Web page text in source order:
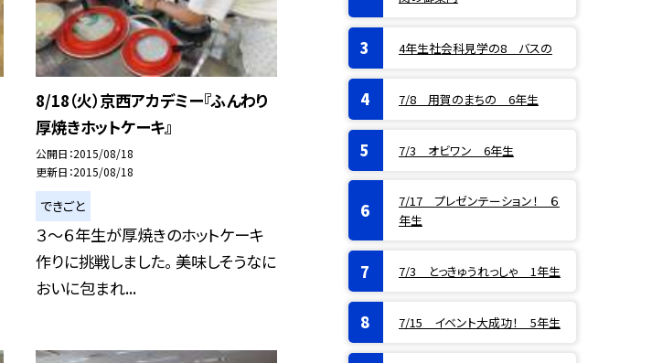
8/18（火）京西アカデミー『ふんわり
厚焼きホットケーキ』
公開日 2015/08/18
更新日 2015/08/18
できごと
３〜６年生が厚焼きのホットケーキ
作りに挑戦しました。 美味しそうなに
おいに包まれ...
4年生社会科見学の8 バスの
7/8 用賀のまちの 6年生
7/3 オビワン 6年生
7/17 プレゼンテーション！ ６
年生
7/3 とっきゅうれっしゃ 1年生
7/15 イベント大成功！ 5年生